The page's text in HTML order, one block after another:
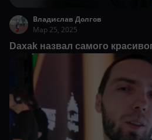
Владислав Долгов
Мар 25, 2025
Daxak назвал самого